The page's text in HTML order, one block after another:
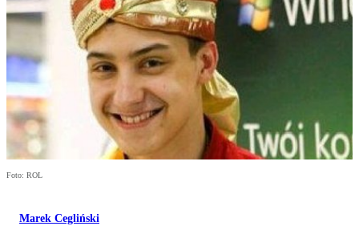
Foto: ROL
Marek Cegliński